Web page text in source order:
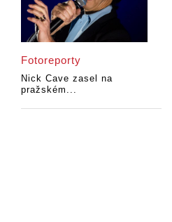
Fotoreporty
Nick Cave zasel na
pražském...